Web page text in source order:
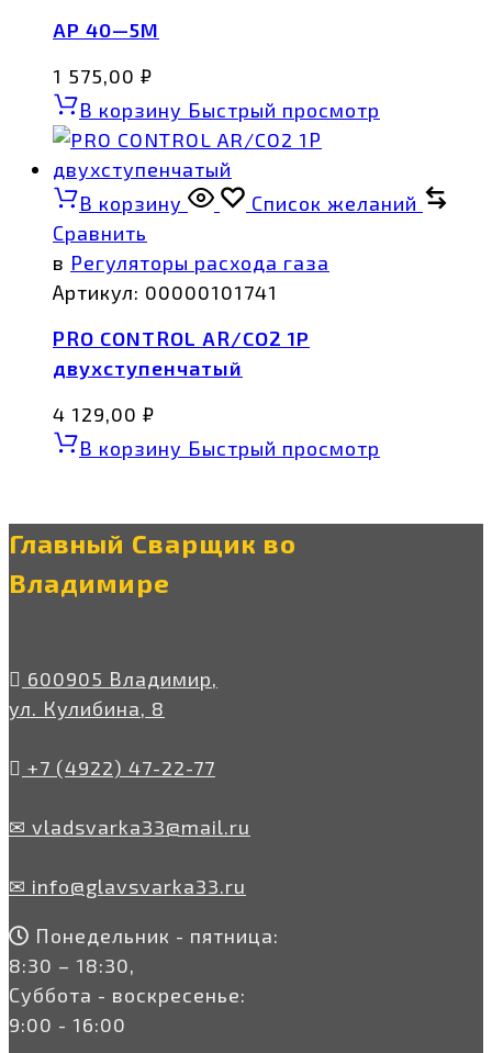
АР 40—5М
1 575,00 ₽
В корзину Быстрый просмотр
В корзину
Список желаний
Сравнить
в Регуляторы расхода газа
Артикул: 00000101741
PRO CONTROL AR/CO2 1Р
двухступенчатый
4 129,00 ₽
В корзину Быстрый просмотр
Главный Сварщик во
Владимире
600905 Владимир,
ул. Кулибина, 8
+7 (4922) 47-22-77
✉ vladsvarka33@mail.ru
✉ info@glavsvarka33.ru
Понедельник - пятница:
8:30 – 18:30,
Суббота - воскресенье:
9:00 - 16:00